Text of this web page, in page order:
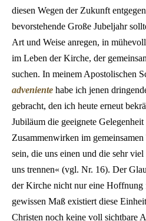
diesen Wegen der Zukunft
bevorstehende Große Jubeljahr
Art und Weise anregen, in
im Leben der Kirche, der
suchen. In meinem Apostolischen
adveniente habe ich jenen
gebracht, den ich heute erneut
Jubiläum die geeignete
Zusammenwirken im
sein, die uns einen und die sehr
uns trennen« (vgl. Nr. 16). Der
der Kirche nicht nur eine
gewissen Maß existiert diese
Christen noch keine voll sichtbare